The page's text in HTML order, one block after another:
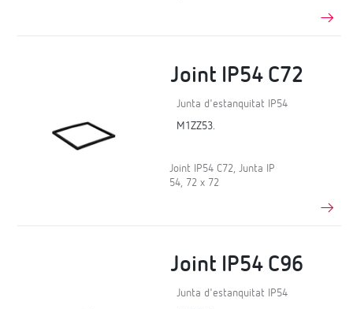
Joint IP54 C72
Junta d'estanquitat IP54
M1ZZ53.
Joint IP54 C72, Junta IP
54, 72 x 72
Joint IP54 C96
Junta d'estanquitat IP54